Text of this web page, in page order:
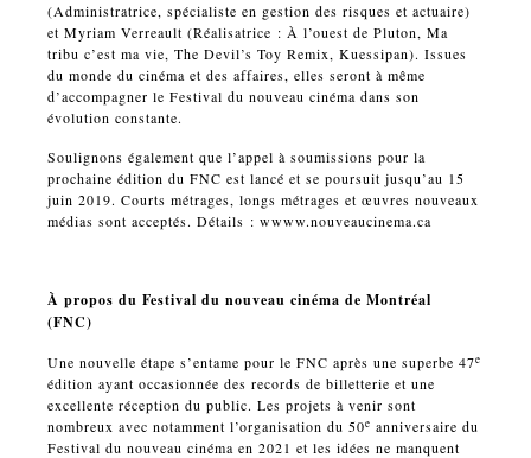
(Administratrice, spécialiste en gestion des risques et actuaire)
et Myriam Verreault (Réalisatrice : À l’ouest de Pluton, Ma
tribu c’est ma vie, The Devil’s Toy Remix, Kuessipan). Issues
du monde du cinéma et des affaires, elles seront à même
d’accompagner le Festival du nouveau cinéma dans son
évolution constante.
Soulignons également que l’appel à soumissions pour la
prochaine édition du FNC est lancé et se poursuit jusqu’au 15
juin 2019. Courts métrages, longs métrages et œuvres nouveaux
médias sont acceptés. Détails : wwww.nouveaucinema.ca
À propos du Festival du nouveau cinéma de Montréal
(FNC)
Une nouvelle étape s’entame pour le FNC après une superbe 47e
édition ayant occasionnée des records de billetterie et une
excellente réception du public. Les projets à venir sont
nombreux avec notamment l’organisation du 50e anniversaire du
Festival du nouveau cinéma en 2021 et les idées ne manquent